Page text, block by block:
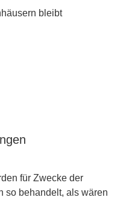
bleibt
für Zwecke der
so behandelt, als wären